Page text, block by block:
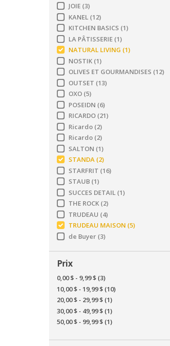
JOIE (3)
KANEL (12)
KITCHEN BASICS (1)
LA PÂTISSERIE (1)
NATURAL LIVING (1)
NOSTIK (1)
OLIVES ET GOURMANDISES (12)
OUTSET (13)
OXO (5)
POSEIDN (6)
RICARDO (21)
Ricardo (2)
Ricardo (2)
SALTON (1)
STANDA (2)
STARFRIT (16)
STAUB (1)
SUCCES DETAIL (1)
THE ROCK (2)
TRUDEAU (4)
TRUDEAU MAISON (5)
de Buyer (3)
Prix
0,00 $ - 9,99 $ (3)
10,00 $ - 19,99 $ (10)
20,00 $ - 29,99 $ (1)
30,00 $ - 49,99 $ (1)
50,00 $ - 99,99 $ (1)